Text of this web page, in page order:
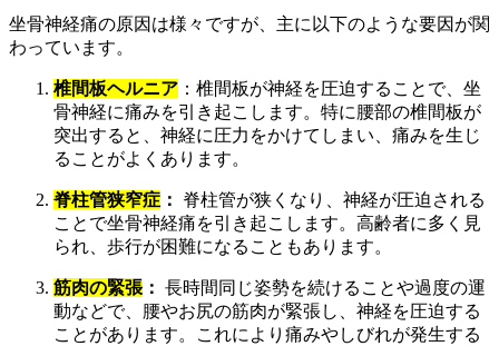
坐骨神経痛の原因は様々ですが、主に以下のような要因が関
わっています。
椎間板ヘルニア ：椎間板が神経を圧迫することで、坐
骨神経に痛みを引き起こします。特に腰部の椎間板が
突出すると、神経に圧力をかけてしまい、痛みを生じ
ることがよくあります。
脊柱管狭窄症 ：
脊柱管が狭くなり、神経が圧迫される
ことで坐骨神経痛を引き起こします。高齢者に多く見
られ、歩行が困難になることもあります。
筋肉の緊張 ： 長時間同じ姿勢を続けることや過度の運
動などで、腰やお尻の筋肉が緊張し、神経を圧迫する
ことがあります。これにより痛みやしびれが発生する